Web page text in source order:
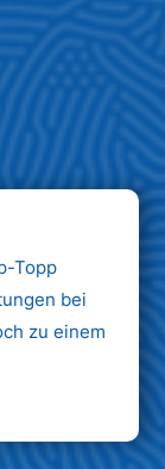
Topp
bei
zu einem